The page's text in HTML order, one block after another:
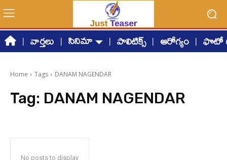
వార్తలు సినిమా పాలిటిక్స్ ఆరోగ్యం ఫొటో
Home Tags DANAM NAGENDAR
Tag: DANAM NAGENDAR
No posts to display